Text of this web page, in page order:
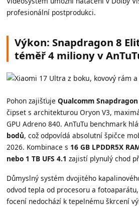
profesionální postprodukci.
Výkon: Snapdragon 8
téměř 4 miliony v
Pohon zajišťujeQualcomm
čipset s architekturou Oryon V3,
GPU Adreno 840. AnTuTu benchmark
bodů, což odpovídá absolutní špičce
2026. Kombinace s 16 GB LPDDR5X
nebo 1 TB UFS 4.1 zajistí plynulý chod
Důmyslný systém dvojitého
odvod tepla od procesoru a
focení nedochází k tepelnému škrcení